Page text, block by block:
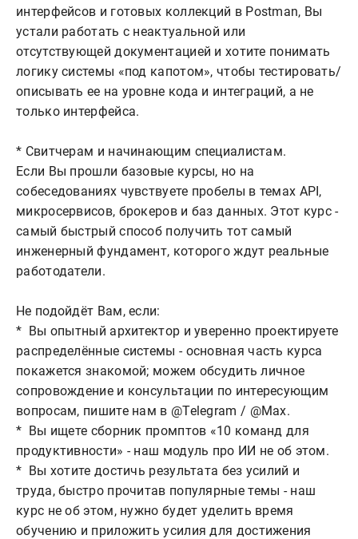
интерфейсов и готовых коллекций в Postman, Вы
устали работать с неактуальной или
отсутствующей документацией и хотите понимать
логику системы «под капотом», чтобы тестировать/
описывать ее на уровне кода и интеграций, а не
только интерфейса.
* Свитчерам и начинающим специалистам.
Если Вы прошли базовые курсы, но на
собеседованиях чувствуете пробелы в темах API,
микросервисов, брокеров и баз данных. Этот курс -
самый быстрый способ получить тот самый
инженерный фундамент, которого ждут реальные
работодатели.
Не подойдёт Вам, если:
*  Вы опытный архитектор и уверенно проектируете
распределённые системы - основная часть курса
покажется знакомой; можем обсудить личное
сопровождение и консультации по интересующим
вопросам, пишите нам в @Telegram / @Max.
*  Вы ищете сборник промптов «10 команд для
продуктивности» - наш модуль про ИИ не об этом.
*  Вы хотите достичь результата без усилий и
труда, быстро прочитав популярные темы - наш
курс не об этом, нужно будет уделить время
обучению и приложить усилия для достижения